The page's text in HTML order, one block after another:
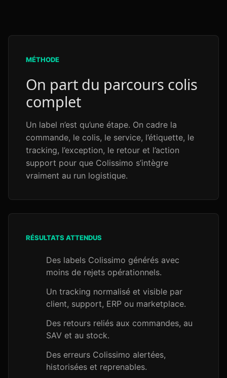
MÉTHODE
On part du parcours colis
complet
Un label n’est qu’une étape. On cadre la
commande, le colis, le service, l’étiquette, le
tracking, l’exception, le retour et l’action
support pour que Colissimo s’intègre
vraiment au run logistique.
RÉSULTATS ATTENDUS
Des labels Colissimo générés avec
moins de rejets opérationnels.
Un tracking normalisé et visible par
client, support, ERP ou marketplace.
Des retours reliés aux commandes, au
SAV et au stock.
Des erreurs Colissimo alertées,
historisées et reprenables.